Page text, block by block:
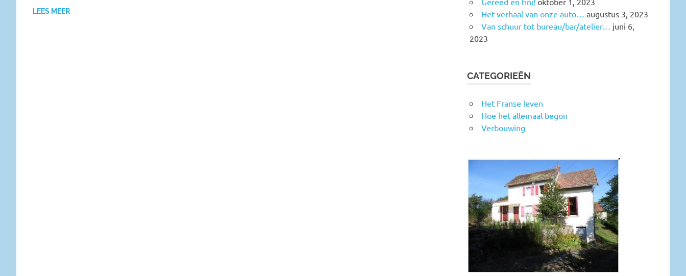
LEES MEER
Het verhaal van onze auto…
augustus 3, 2023
Van schuur tot bureau/bar/atelier…
juni 6,
2023
CATEGORIEËN
Het Franse leven
Hoe het allemaal begon
Verbouwing